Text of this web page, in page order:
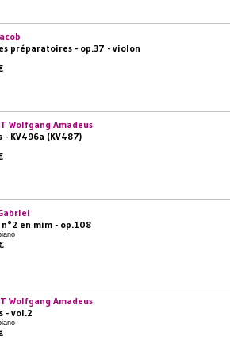
préparatoires - op.37 - violon
Wolfgang Amadeus
- KV496a (KV487)
en mim - op.108
Wolfgang Amadeus
- vol.2